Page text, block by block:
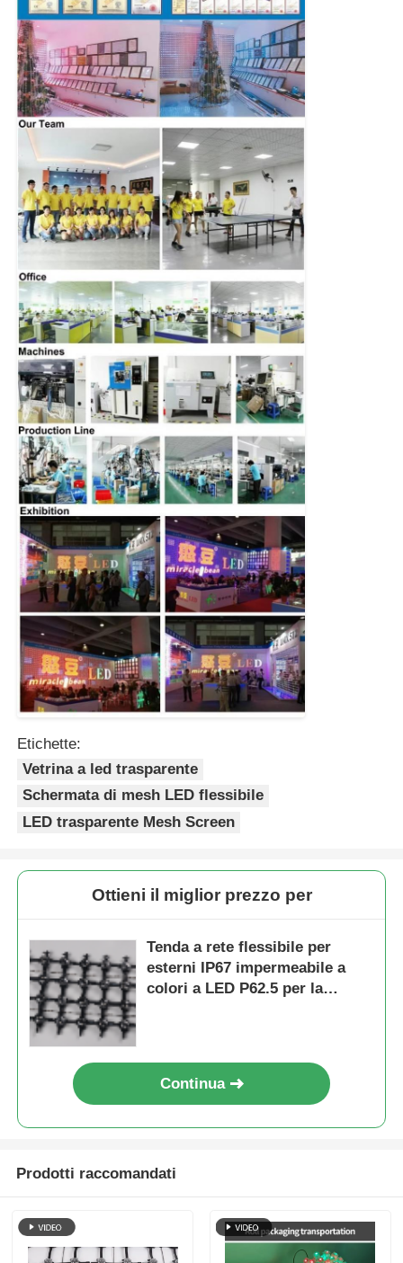
Etichette:
Vetrina a led trasparente
Schermata di mesh LED flessibile
LED trasparente Mesh Screen
Ottieni il miglior prezzo per
Tenda a rete flessibile per
esterni IP67 impermeabile a
colori a LED P62.5 per la
Continua
Prodotti raccomandati